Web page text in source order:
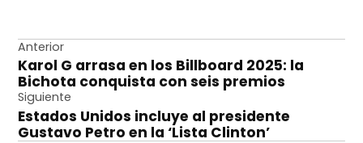
Navegación
de
entradas
Anterior
Karol G arrasa en los Billboard 2025: la
Bichota conquista con seis premios
Siguiente
Estados Unidos incluye al presidente
Gustavo Petro en la ‘Lista Clinton’